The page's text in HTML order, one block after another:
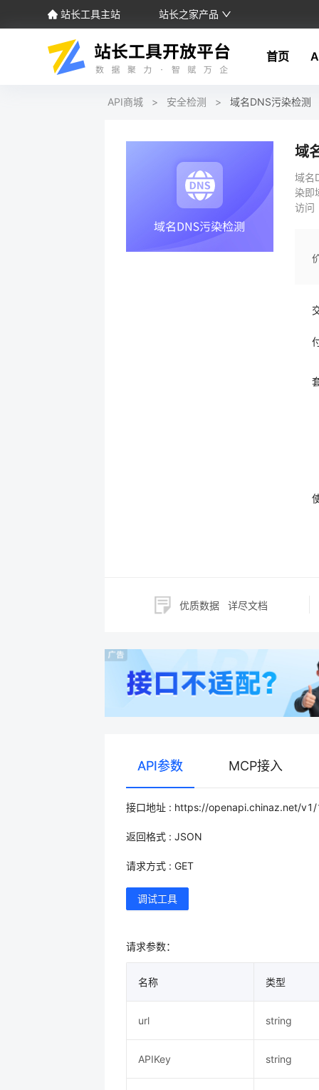
站长工具主站 站长之家产品
首页
API商城 > 安全检测 > 域名DNS污染检测
域
域名
染即
访问
优质数据 详尽文档
API参数 MCP接入
接口地址 : https://openapi.chinaz.net/
返回格式 : JSON
请求方式 : GET
调试工具
请求参数：
名称 类型
url string
APIKey string